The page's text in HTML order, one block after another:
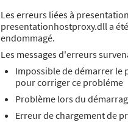
Les erreurs liées à
presentationhostproxy.dll a
endommagé.
Les messages d'erreurs
Impossible de démarrer le
pour corriger ce probléme
Problème lors du
Erreur de chargement de